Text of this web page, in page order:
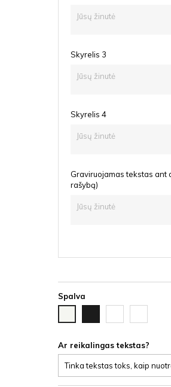
Skyrelis 3
Skyrelis 4
Graviruojamas tekstas ant
rašybą)
Spalva
HDF
HDF
latte
HDF
Ar reikalingas tekstas?